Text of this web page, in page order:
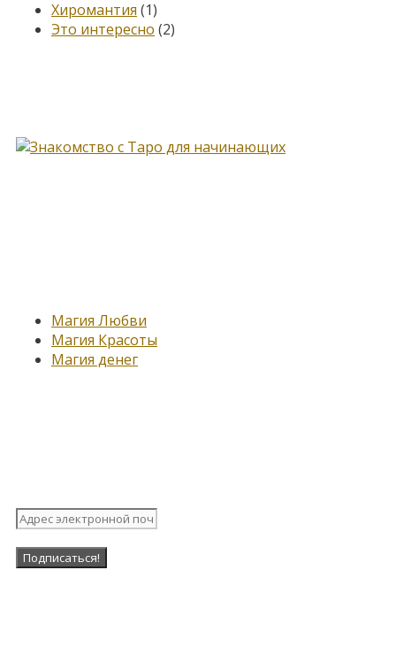
Хиромантия (1)
Это интересно (2)
Магия Любви
Магия Красоты
Магия денег